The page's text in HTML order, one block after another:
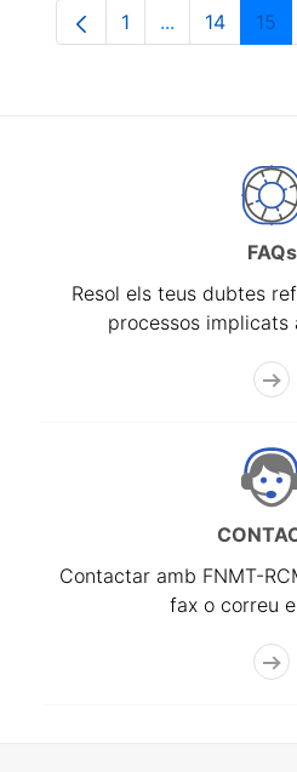
Pàgina
1 ...PàginesPàgina
14 15
FAQs
Resol els teus dubtes
processos implicats
Contactar amb FNMT-
fax o correu